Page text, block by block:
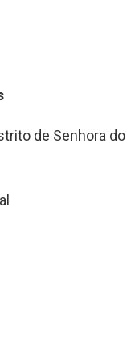
de Senhora do